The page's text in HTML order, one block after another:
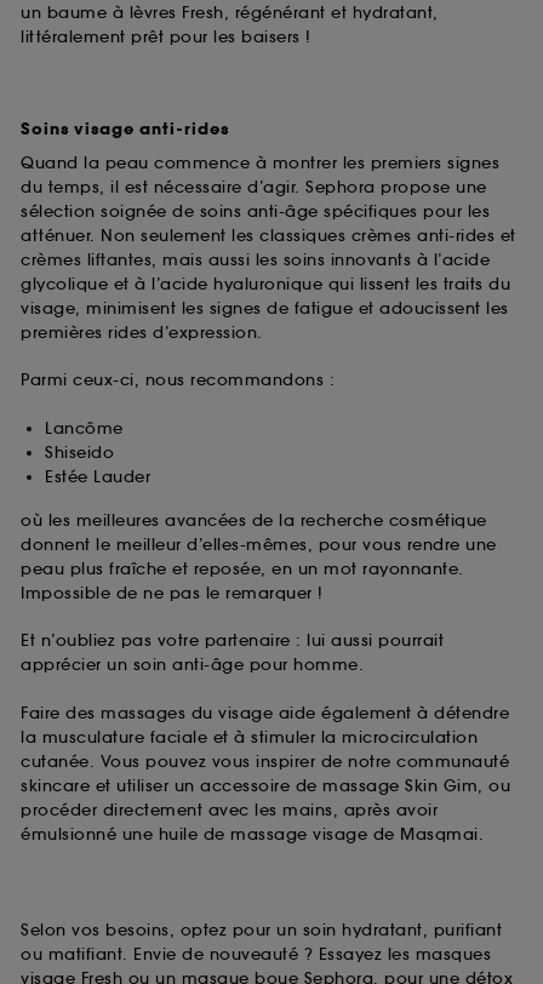
un baume à lèvres Fresh, régénérant et hydratant,
littéralement prêt pour les baisers !
Soins visage anti-rides
Quand la peau commence à montrer les premiers signes
du temps, il est nécessaire d’agir. Sephora propose une
sélection soignée de soins anti-âge spécifiques pour les
atténuer. Non seulement les classiques crèmes anti-rides et
crèmes liftantes, mais aussi les soins innovants à l’acide
glycolique et à l’acide hyaluronique qui lissent les traits du
visage, minimisent les signes de fatigue et adoucissent les
premières rides d’expression.
Parmi ceux-ci, nous recommandons :
Lancôme
Shiseido
Estée Lauder
où les meilleures avancées de la recherche cosmétique
donnent le meilleur d’elles-mêmes, pour vous rendre une
peau plus fraîche et reposée, en un mot rayonnante.
Impossible de ne pas le remarquer !
Et n’oubliez pas votre partenaire : lui aussi pourrait
apprécier un soin anti-âge pour homme.
Faire des massages du visage aide également à détendre
la musculature faciale et à stimuler la microcirculation
cutanée. Vous pouvez vous inspirer de notre communauté
skincare et utiliser un accessoire de massage Skin Gim, ou
procéder directement avec les mains, après avoir
émulsionné une huile de massage visage de Masqmai.
Selon vos besoins, optez pour un soin hydratant, purifiant
ou matifiant. Envie de nouveauté ? Essayez les masques
visage Fresh ou un masque boue Sephora, pour une détox